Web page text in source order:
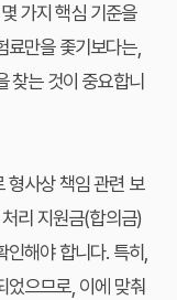
가지 핵심 기준을
만을 좇기보다는,
찾는 것이 중요합니
형사상 책임 관련 보
리 지원금(합의금)
해야 합니다. 특히,
었으므로, 이에 맞춰